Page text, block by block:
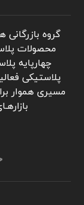
گروه
محصولات
چهارپایه
پلاستیکی
مسیری هموار